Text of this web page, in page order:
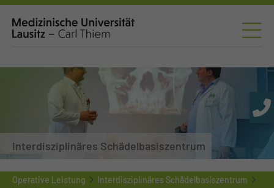
Interdisziplinäres Schädelbasiszentrum
Operative Leistung
Interdisziplinäres Schädelbasiszentrum